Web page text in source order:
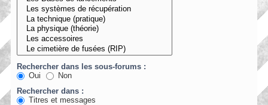
Rechercher dans les sous-forums :
Oui
Non
Rechercher dans :
Titres et messages